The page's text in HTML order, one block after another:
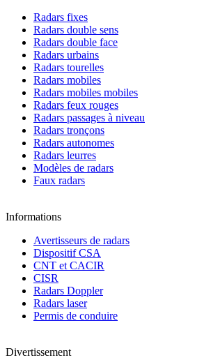
Radars fixes
Radars double sens
Radars double face
Radars urbains
Radars tourelles
Radars mobiles
Radars mobiles mobiles
Radars feux rouges
Radars passages à niveau
Radars tronçons
Radars autonomes
Radars leurres
Modèles de radars
Faux radars
Informations
Avertisseurs de radars
Dispositif CSA
CNT et CACIR
CISR
Radars Doppler
Radars laser
Permis de conduire
Divertissement